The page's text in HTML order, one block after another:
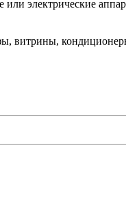
или электрические
витрины,